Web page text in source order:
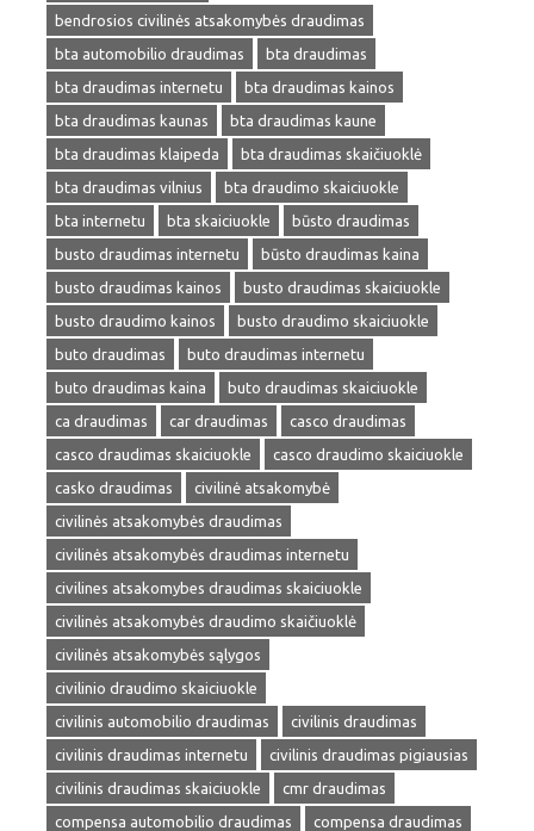
bendrosios civilinės atsakomybės draudimas
bta automobilio draudimas
bta draudimas
bta draudimas internetu
bta draudimas kainos
bta draudimas kaunas
bta draudimas kaune
bta draudimas klaipeda
bta draudimas skaičiuoklė
bta draudimas vilnius
bta draudimo skaiciuokle
bta internetu
bta skaiciuokle
būsto draudimas
busto draudimas internetu
būsto draudimas kaina
busto draudimas kainos
busto draudimas skaiciuokle
busto draudimo kainos
busto draudimo skaiciuokle
buto draudimas
buto draudimas internetu
buto draudimas kaina
buto draudimas skaiciuokle
ca draudimas
car draudimas
casco draudimas
casco draudimas skaiciuokle
casco draudimo skaiciuokle
casko draudimas
civilinė atsakomybė
civilinės atsakomybės draudimas
civilinės atsakomybės draudimas internetu
civilines atsakomybes draudimas skaiciuokle
civilinės atsakomybės draudimo skaičiuoklė
civilinės atsakomybės sąlygos
civilinio draudimo skaiciuokle
civilinis automobilio draudimas
civilinis draudimas
civilinis draudimas internetu
civilinis draudimas pigiausias
civilinis draudimas skaiciuokle
cmr draudimas
compensa automobilio draudimas
compensa draudimas